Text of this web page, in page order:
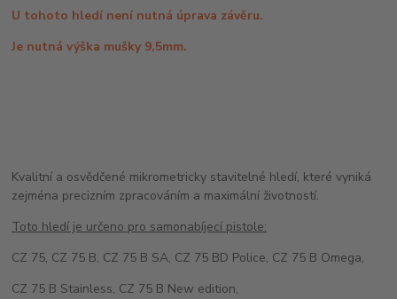
U tohoto hledí není nutná úprava závěru.
Je nutná výška mušky 9,5mm.
Kvalitní a osvědčené mikrometricky stavitelné hledí, které vyniká
zejména precizním zpracováním a maximální životností.
Toto hledí je určeno pro samonabíjecí pistole:
CZ 75, CZ 75 B, CZ 75 B SA, CZ 75 BD Police, CZ 75 B Omega,
CZ 75 B Stainless, CZ 75 B New edition,